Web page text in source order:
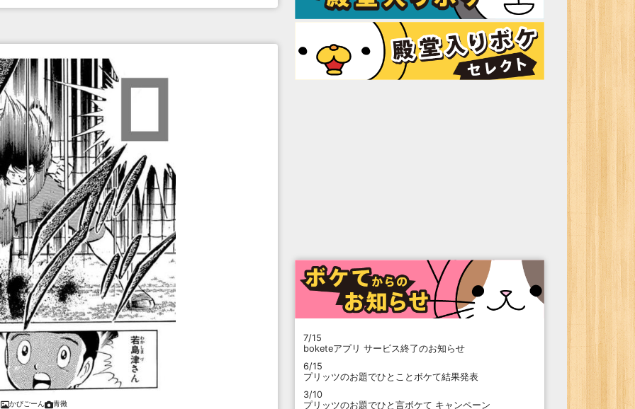
かびごーん 青黴
7/15
boketeアプリ サービス終了のお知らせ
6/15
プリッツのお題でひとことボケて結果発表
3/10
プリッツのお題でひと言ボケて キャンペーン